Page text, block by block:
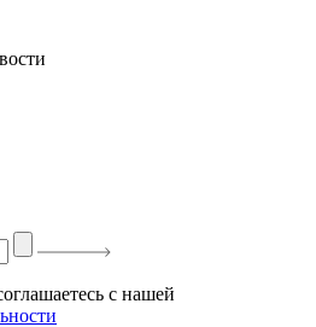
с нашей